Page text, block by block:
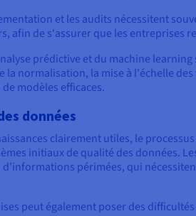
et les audits nécessitent
afin de s'assurer que les entreprises
prédictive et du machine
normalisation, la mise à l'échelle
modèles efficaces.
données
clairement utiles, le
initiaux de qualité des données.
périmées, qui
peut également poser des